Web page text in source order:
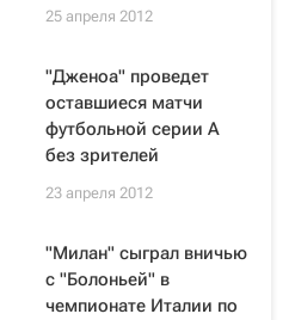
25 апреля 2012
"Дженоа" проведет
оставшиеся матчи
футбольной серии А
без зрителей
23 апреля 2012
"Милан" сыграл вничью
с "Болоньей" в
чемпионате Италии по